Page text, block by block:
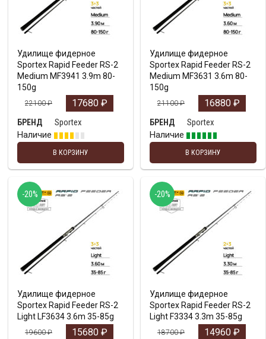
Удилище фидерное
Sportex Rapid Feeder RS-2
Medium MF3941 3.9m 80-
150g
22100₽ 17680 ₽
БРЕНД
Sportex
Наличие
В КОРЗИНУ
Удилище фидерное
Sportex Rapid Feeder RS-2
Medium MF3631 3.6m 80-
150g
21100₽ 16880 ₽
БРЕНД
Sportex
Наличие
В КОРЗИНУ
Удилище фидерное
Sportex Rapid Feeder RS-2
Light LF3634 3.6m 35-85g
19600₽ 15680 ₽
-20%
Удилище фидерное
Sportex Rapid Feeder RS-2
Light F3334 3.3m 35-85g
18700₽ 14960 ₽
-20%